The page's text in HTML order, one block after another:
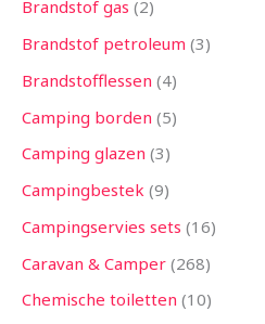
Brandstof gas 2
Brandstof petroleum 3
Brandstofflessen 4
Camping borden 5
Camping glazen 3
Campingbestek 9
Campingservies sets 16
Caravan & Camper 268
Chemische toiletten 10